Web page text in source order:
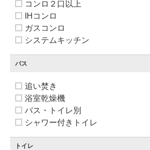
コンロ２口以上
IHコンロ
ガスコンロ
システムキッチン
バス
追い焚き
浴室乾燥機
バス・トイレ別
シャワー付きトイレ
トイレ